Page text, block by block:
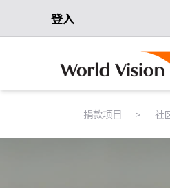
登入
捐款项目 > 社